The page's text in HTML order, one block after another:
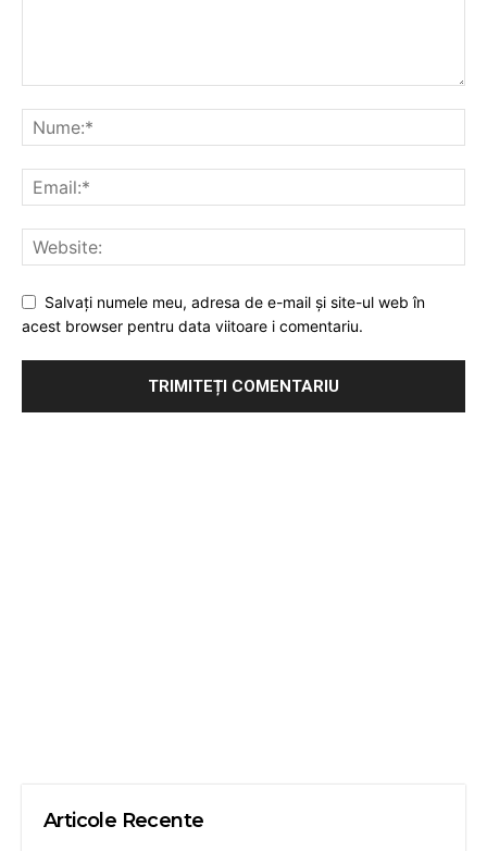
Salvați numele meu, adresa de e-mail și site-ul web în
acest browser pentru data viitoare i comentariu.
Articole Recente